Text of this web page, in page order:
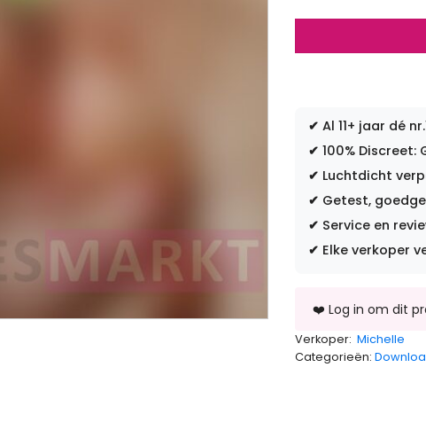
✔ Al 11+ jaar dé
✔ 100%
✔ Luchtdicht
✔ Getest,
✔ Service en
✔ Elke verkoper
Verkoper: Michelle
Categorieën: